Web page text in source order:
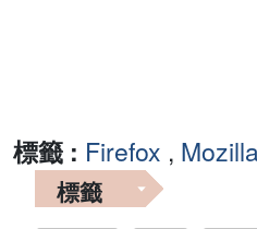
標籤 : Firefox ,
標籤